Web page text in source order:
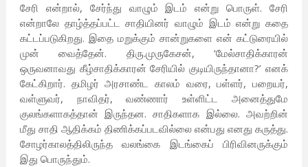
சேரி என்றால், சேர்ந்து வாழும் இடம் என்று பொருள். சேரி
என்றாலே தாழ்த்தப்பட்ட சாதியினர் வாழும் இடம் என்று கதை
கட்டப்படுகிறது. இதை மறுக்கும் சான்றுகளை என் கட்டுரையில்
முன் வைத்தேன். திரு.முருகேசன், ‘மேல்சாதிக்காரன்
ஒருவனாவது கீழ்சாதிக்காரன் சேரியில் குடியிருந்தானா?’ எனக்
கேட்கிறார். தமிழர் அரசாண்ட காலம் வரை, பள்ளர், பறையர்,
வள்ளுவர், நாவிதர், வண்ணார் உள்ளிட்ட அனைத்துமே
குலங்களாகத்தான் இருந்தன. சாதிகளாக இல்லை. அவற்றின்
மீது சாதி ஆதிக்கம் திணிக்கப்படவில்லை என்பது எனது கருத்து.
சோழர்காலத்திலிருந்த வலங்கை இடங்கைப் பிரிவினருக்கும்
இது பொருந்தும்.